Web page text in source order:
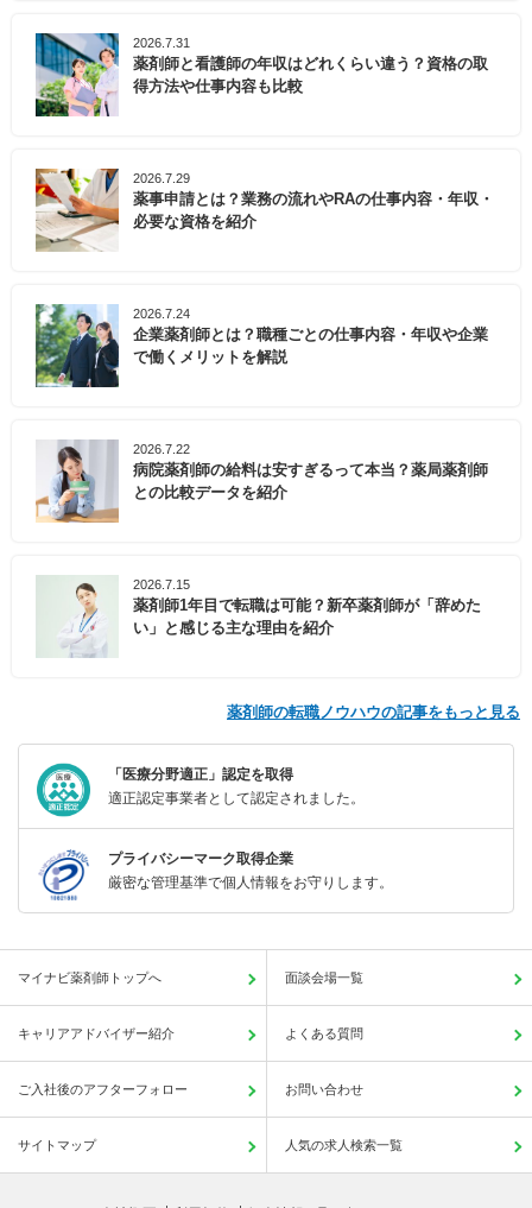
2026.7.31
薬剤師と看護師の年収はどれくらい違う？資格の取
得方法や仕事内容も比較
2026.7.29
薬事申請とは？業務の流れやRAの仕事内容・年収・
必要な資格を紹介
2026.7.24
企業薬剤師とは？職種ごとの仕事内容・年収や企業
で働くメリットを解説
2026.7.22
病院薬剤師の給料は安すぎるって本当？薬局薬剤師
との比較データを紹介
2026.7.15
薬剤師1年目で転職は可能？新卒薬剤師が「辞めた
い」と感じる主な理由を紹介
薬剤師の転職ノウハウの記事をもっと見る
「医療分野適正」認定を取得
適正認定事業者として認定されました。
プライバシーマーク取得企業
厳密な管理基準で個人情報をお守りします。
マイナビ薬剤師トップへ 面談会場一覧
キャリアアドバイザー紹介 よくある質問
ご入社後のアフターフォロー お問い合わせ
サイトマップ 人気の求人検索一覧